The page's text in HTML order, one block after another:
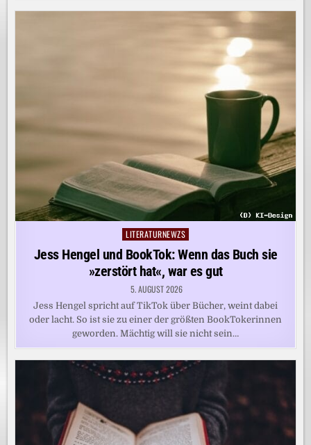
Posted
in
LITERATURNEWZS
Jess Hengel und BookTok: Wenn das Buch sie
»zerstört hat«, war es gut
5. AUGUST 2026
Jess Hengel spricht auf TikTok über Bücher, weint dabei
oder lacht. So ist sie zu einer der größten BookTokerinnen
geworden. Mächtig will sie nicht sein…